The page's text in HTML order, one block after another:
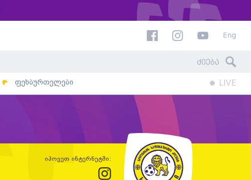
Eng
ფეხბურთელები LIVE
იპოვეთ ინტერნეტში: